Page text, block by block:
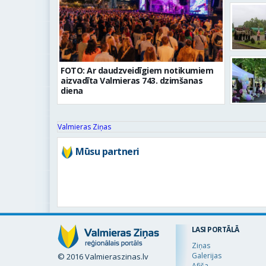
FOTO: Ar daudzveidīgiem notikumiem
aizvadīta Valmieras 743. dzimšanas
diena
Valmieras Ziņas
Mūsu partneri
© 2016 Valmieraszinas.lv
LASI PORTĀLĀ
Ziņas
Galerijas